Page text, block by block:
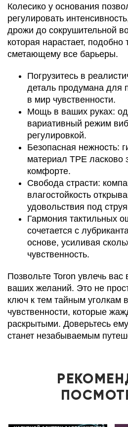
Колесико у основания
регулировать
дрожи до сокрушительной
которая нарастает, подобно
сметающему все барьеры.
Погрузитесь в
деталь продумана для
в мир чувственности.
Мощь в ваших руках:
вариативный режим
регулировкой.
Безопасная нежность:
материал TPE ласково
комфорте.
Свобода страсти:
влагостойкость
удовольствия под
Гармония тактильных
сочетается с
основе, усиливая
чувственность.
Позвольте Toron увлечь вас
ваших желаний. Это не
ключ к тем тайным уголкам
чувственности, которые
раскрытыми. Доверьтесь
станет незабываемым